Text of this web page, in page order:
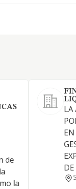
de
la
LA